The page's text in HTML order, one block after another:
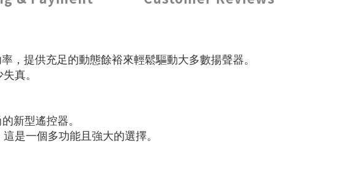
提供充足的動態餘裕來輕鬆驅動大多數揚聲器。
真。
新型遙控器。
是一個多功能且強大的選擇。